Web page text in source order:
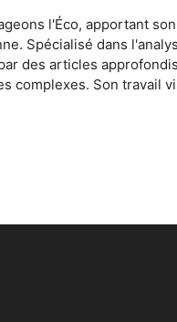
l'Éco, apportant
Spécialisé dans
des articles
complexes. Son travail